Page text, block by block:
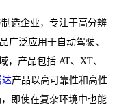
造企业，专注于高分辨
广泛应用于自动驾驶、
，产品包括 AT、XT、
达产品以高可靠性和高性
即使在复杂环境中也能